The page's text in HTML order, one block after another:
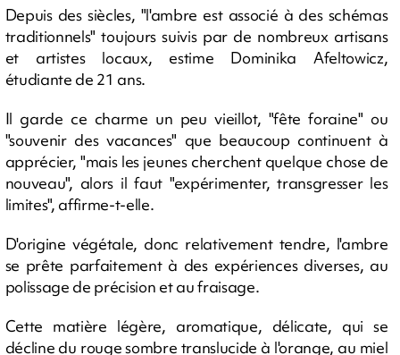
Depuis des siècles, "l'ambre est associé à des schémas
traditionnels" toujours suivis par de nombreux artisans
et artistes locaux, estime Dominika Afeltowicz,
étudiante de 21 ans.
Il garde ce charme un peu vieillot, "fête foraine" ou
"souvenir des vacances" que beaucoup continuent à
apprécier, "mais les jeunes cherchent quelque chose de
nouveau", alors il faut "expérimenter, transgresser les
limites", affirme-t-elle.
D'origine végétale, donc relativement tendre, l'ambre
se prête parfaitement à des expériences diverses, au
polissage de précision et au fraisage.
Cette matière légère, aromatique, délicate, qui se
décline du rouge sombre translucide à l'orange, au miel